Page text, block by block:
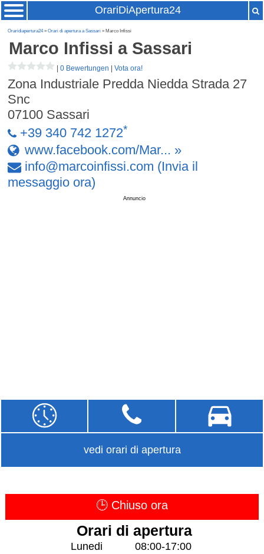
OrariDiApertura24
Oraridiapertura24»Orari di apertura a Sassari » Marco Infissi
Marco Infissi a Sassari
|0 Bewertungen |Vota ora!
Zona Industriale Predda Niedda Strada 27
Snc
07100 Sassari
+39 340 742 1272*
www.facebook.com/Mar... »
info@marcoinfissi.com (Invia il
messaggio ora)
Annuncio
vedi orari di apertura
🕒 Chiuso ora
Orari di apertura
Lunedi
08:00-17:00